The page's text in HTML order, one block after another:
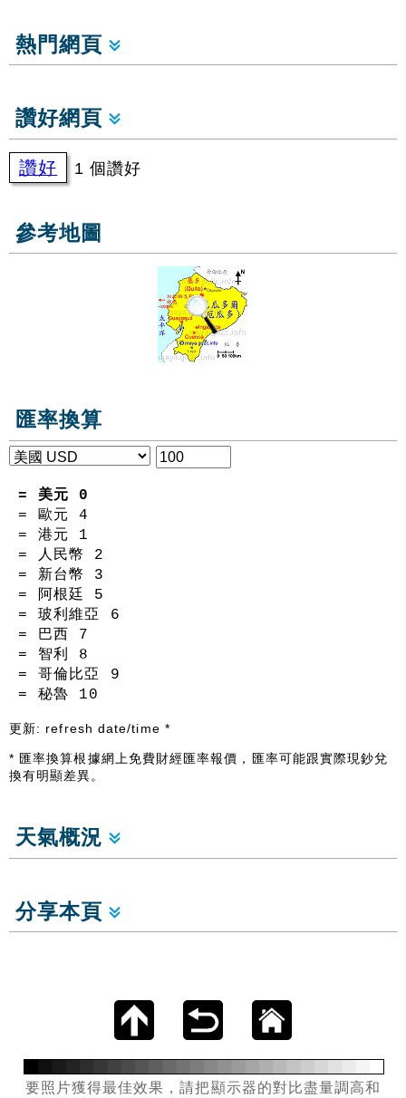
熱門網頁
讚好網頁
讚好 1 個讚好
參考地圖
匯率換算
= 美元 0
= 歐元4
= 港元 1
= 人民幣 2
= 新台幣 3
= 阿根廷 5
= 玻利維亞 6
= 巴西 7
= 智利 8
= 哥倫比亞 9
= 秘魯 10
更新: refresh date/time *
* 匯率換算根據網上免費財經匯率報價，匯率可能跟實際現鈔兌
換有明顯差異。
天氣概況
分享本頁
要照片獲得最佳效果，請把顯示器的對比盡量調高和